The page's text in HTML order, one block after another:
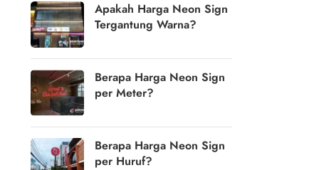
Apakah Harga Neon Sign
Tergantung Warna?
Berapa Harga Neon Sign
per Meter?
Berapa Harga Neon Sign
per Huruf?